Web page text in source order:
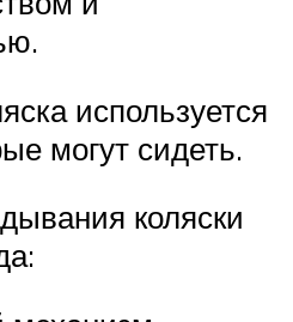
используется
могут сидеть.
коляски